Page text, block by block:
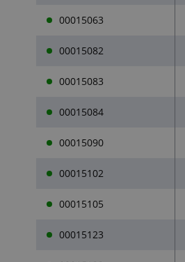
00015063
00015082
00015083
00015084
00015090
00015102
00015105
00015123